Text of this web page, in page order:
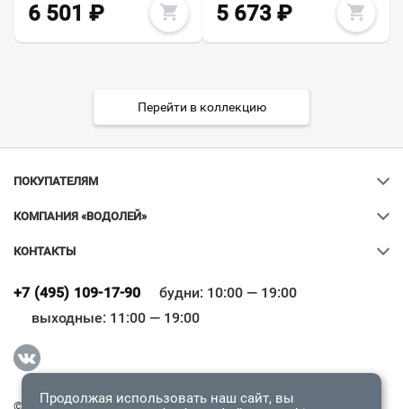
6 501 ₽ 5 673₽
Перейти в коллекцию
ПОКУПАТЕЛЯМ
КОМПАНИЯ «ВОДОЛЕЙ»
КОНТАКТЫ
+7 (495) 109-17-90
будни: 10:00 — 19:00
выходные: 11:00 — 19:00
Всё верно
Продолжая использовать наш сайт, вы